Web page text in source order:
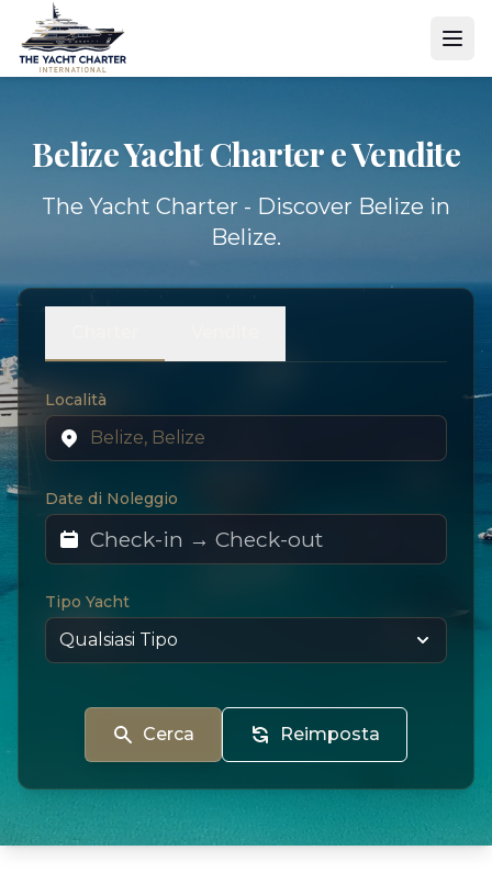
Belize YachtCharter e Vendite
The Yacht Charter - Discover Belize in
Belize.
Località
Date di Noleggio
Tipo Yacht
Cerca Reimposta